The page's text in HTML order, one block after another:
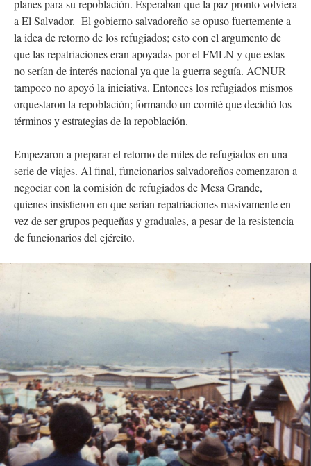
planes para su repoblación. Esperaban que la paz pronto volviera
a El Salvador. El gobierno salvadoreño se opuso fuertemente a
la idea de retorno de los refugiados; esto con el argumento de
que las repatriaciones eran apoyadas por el FMLN y que estas
no serían de interés nacional ya que la guerra seguía. ACNUR
tampoco no apoyó la iniciativa. Entonces los refugiados mismos
orquestaron la repoblación; formando un comité que decidió los
términos y estrategias de la repoblación.
Empezaron a preparar el retorno de miles de refugiados en una
serie de viajes. Al final, funcionarios salvadoreños comenzaron a
negociar con la comisión de refugiados de Mesa Grande,
quienes insistieron en que serían repatriaciones masivamente en
vez de ser grupos pequeñas y graduales, a pesar de la resistencia
de funcionarios del ejército.